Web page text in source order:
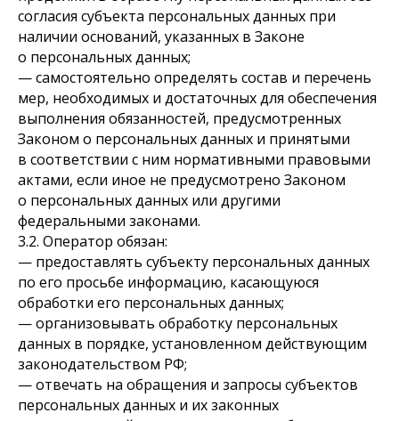
согласия субъекта персональных данных при
наличии оснований, указанных в Законе
о персональных данных;
— самостоятельно определять состав и перечень
мер, необходимых и достаточных для обеспечения
выполнения обязанностей, предусмотренных
Законом о персональных данных и принятыми
в соответствии с ним нормативными правовыми
актами, если иное не предусмотрено Законом
о персональных данных или другими
федеральными законами.
3.2. Оператор обязан:
— предоставлять субъекту персональных данных
по его просьбе информацию, касающуюся
обработки его персональных данных;
— организовывать обработку персональных
данных в порядке, установленном действующим
законодательством РФ;
— отвечать на обращения и запросы субъектов
персональных данных и их законных